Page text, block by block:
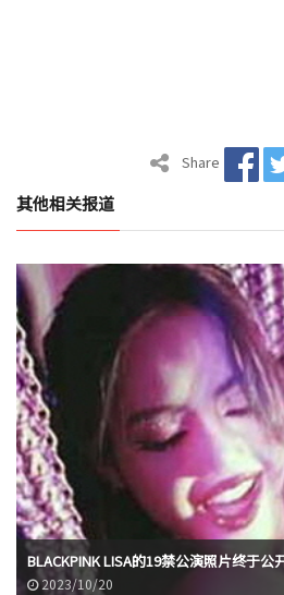
Share
其他相关报道
BLACKPINK LISA的19禁公演照片终于公
2023/10/20